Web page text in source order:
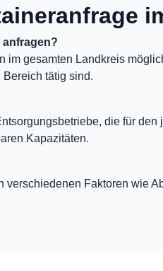
anfragen?
im gesamten Landkreis
tätig sind.
die für
Kapazitäten.
Faktoren wie